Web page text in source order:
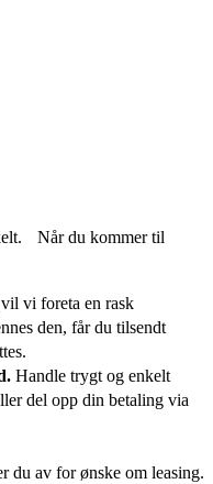
Når du kommer til
vi foreta en rask
den, får du tilsendt
Handle trygt og enkelt
del opp din betaling via
du av for ønske om leasing.